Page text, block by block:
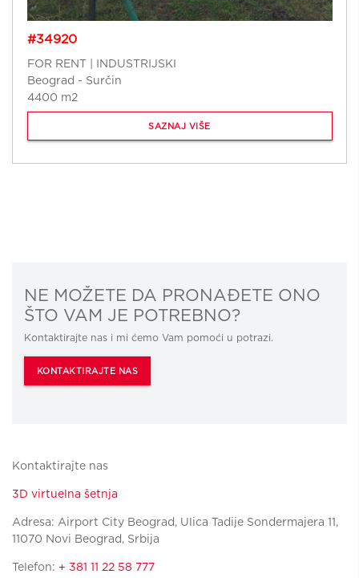
#34920
FOR RENT | INDUSTRIJSKI
Beograd - Surčin
4400 m2
SAZNAJ VIŠE
NE MOŽETE DA PRONAĐETE ONO
ŠTO VAM JE POTREBNO?
Kontaktirajte nas i mi ćemo Vam pomoći u potrazi.
KONTAKTIRAJTE NAS
Kontaktirajte nas
3D virtuelna šetnja
Adresa: Airport City Beograd, Ulica Tadije Sondermajera 11,
11070 Novi Beograd, Srbija
Telefon: + 381 11 22 58 777